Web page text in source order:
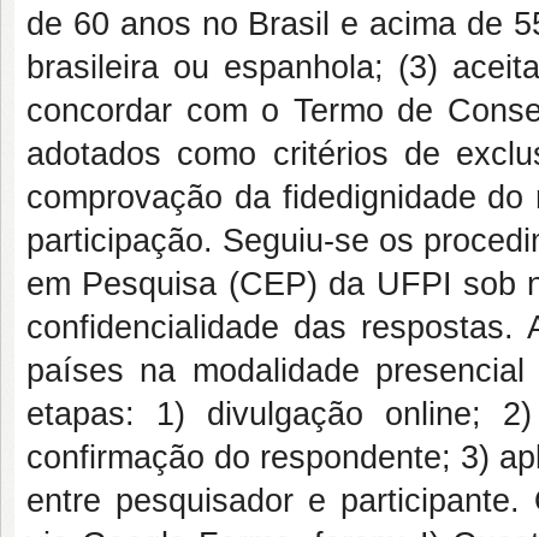
de 60 anos no Brasil e acima de
brasileira ou espanhola; (3)
concordar com o Termo de
adotados como critérios de
comprovação da fidedignidade
participação. Seguiu-se os
em Pesquisa (CEP) da UFPI sob
confidencialidade das
países na modalidade
etapas: 1) divulgação online;
confirmação do respondente; 3)
entre pesquisador e